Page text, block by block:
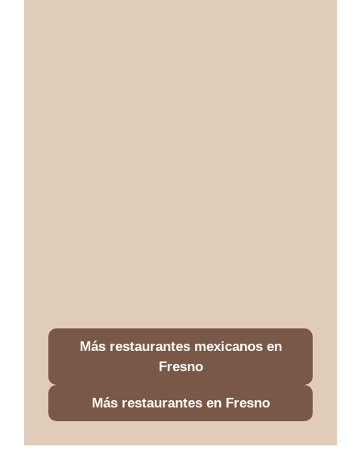
Más restaurantes mexicanos en
Fresno
Más restaurantes en Fresno